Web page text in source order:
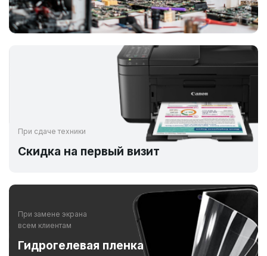
При сдаче техники
Скидка на первый визит
При замене экрана
всем клиентам
Гидрогелевая пленка